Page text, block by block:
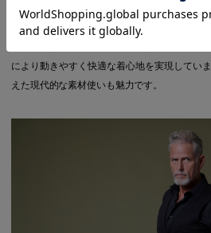
により動きやすく快適な着心地を実現してい
えた現代的な素材使いも魅力です。